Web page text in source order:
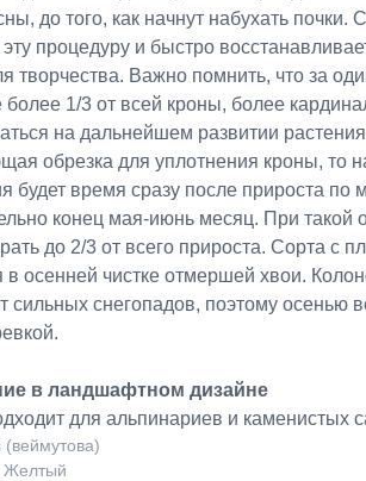
до того, как начнут набухать почки.
процедуру и быстро
творчества. Важно помнить, что за
более 1/3 от всей кроны, более
на дальнейшем развитии
обрезка для уплотнения кроны, то
будет время сразу после прироста
конец мая-июнь месяц. При такой
до 2/3 от всего прироста. Сорта с
в осенней чистке отмершей хвои.
сильных снегопадов, поэтому осенью
в ландшафтном дизайне
для альпинариев и каменистых
Желтый